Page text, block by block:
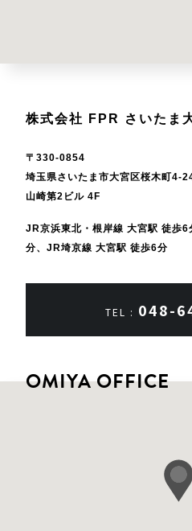
株式会社 FPR さいたま
〒330-0854
埼玉県さいたま市大宮区桜木町4-
山崎第2ビル 4F
JR京浜東北・根岸線 大宮駅 徒歩
分、 JR埼京線 大宮駅 徒歩6分
TEL : 048-
OMIYA OFFICE